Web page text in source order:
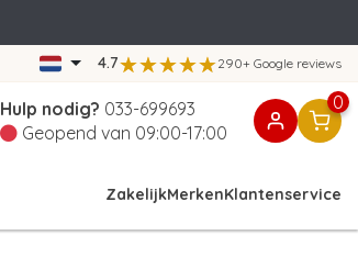
4.7 290+ Google reviews
Hulp nodig? 033-699693
Geopend van 09:00-17:00
0
ZakelijkMerkenKlantenservice